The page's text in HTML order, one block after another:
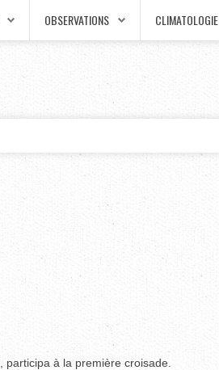
OBSERVATIONS CLIMATOLOGIE
à la première croisade.